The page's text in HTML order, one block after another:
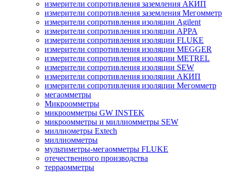
измерители сопротивления заземления АКИП
измерители сопротивления заземления Мегомметр
измерители сопротивления изоляции Agilent
измерители сопротивления изоляции APPA
измерители сопротивления изоляции FLUKE
измерители сопротивления изоляции MEGGER
измерители сопротивления изоляции METREL
измерители сопротивления изоляции SEW
измерители сопротивления изоляции АКИП
измерители сопротивления изоляции Мегомметр
мегаомметры
Микроомметры
микроомметры GW INSTEK
микроомметры и миллиомметры SEW
миллиометры Extech
миллиомметры
мультиметры-мегаомметры FLUKE
отечественного производства
терраомметры